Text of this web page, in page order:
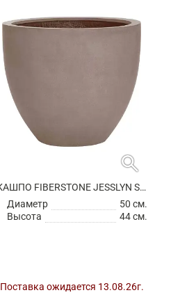
search
КАШПО FIBERSTONE JESSLYN S, TAUPE
Диаметр
50 см.
Высота
44 см.
Поставка ожидается 13.08.26г.